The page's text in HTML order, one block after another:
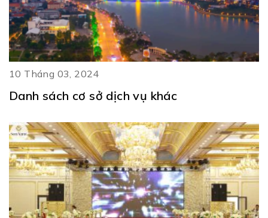
10 Tháng 03, 2024
Danh sách cơ sở dịch vụ khác